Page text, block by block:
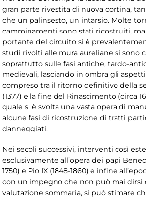
gran parte rivestita di nuova cortina,
che un palinsesto, un intarsio. Molte
camminamenti sono stati ricostruiti,
portante del circuito si è
studi rivolti alle mura aureliane si sono
soprattutto sulle fasi antiche, tardo-
medievali, lasciando in ombra gli
compreso tra il ritorno definitivo della
(1377) e la fine del Rinascimento (circa
quale si è svolta una vasta opera di
alcune fasi di ricostruzione di tratti
danneggiati.
Nei secoli successivi, interventi così
esclusivamente all’opera dei papi
1750) e Pio IX (1848-1860) e infine
con un impegno che non può mai dirsi
valutazione sommaria, si può stimare